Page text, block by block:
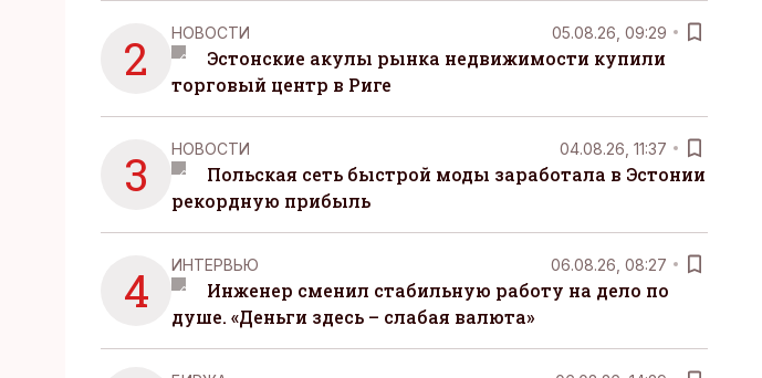
2 НОВОСТИ 05.08.26, 09:29
Эстонские акулы рынка недвижимости купили
торговый центр в Риге
3 НОВОСТИ 04.08.26, 11:37
Польская сеть быстрой моды заработала в Эстонии
рекордную прибыль
4 ИНТЕРВЬЮ 06.08.26, 08:27
Инженер сменил стабильную работу на дело по
душе. «Деньги здесь – слабая валюта»